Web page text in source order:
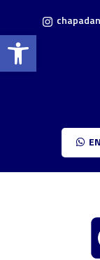
Barra de Ferramentas Aberta